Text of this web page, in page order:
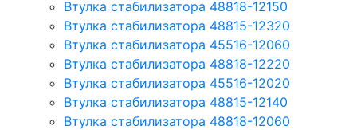
Втулка стабилизатора 48818-12150
Втулка стабилизатора 48815-12320
Втулка стабилизатора 45516-12060
Втулка стабилизатора 48818-12220
Втулка стабилизатора 45516-12020
Втулка стабилизатора 48815-12140
Втулка стабилизатора 48818-12060